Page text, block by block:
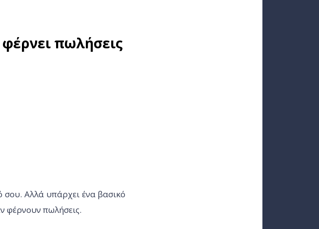
πωλήσεις
σου. Αλλά υπάρχει ένα βασικό
φέρνουν πωλήσεις.